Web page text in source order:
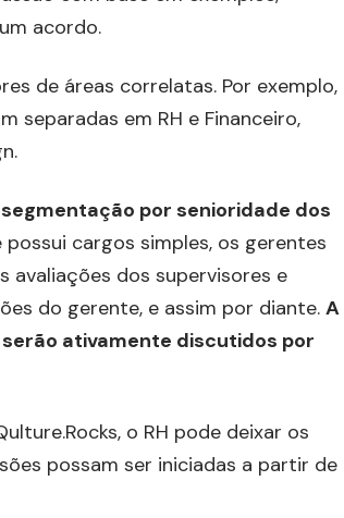
acordo.
de áreas correlatas. Por exemplo,
separadas em RH e Financeiro,
por senioridade dos
possui cargos simples, os gerentes
avaliações dos supervisores e
do gerente, e assim por diante. A
ativamente discutidos por
o RH pode deixar os
possam ser iniciadas a partir de